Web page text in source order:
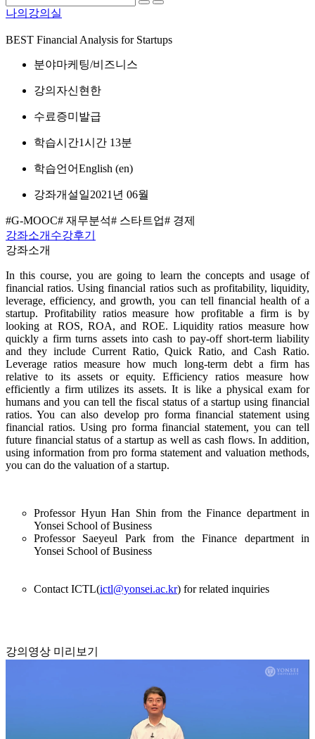
나의강의실
BEST Financial Analysis for Startups
분야마케팅/비즈니스
강의자신현한
수료증미발급
학습시간1시간 13분
학습언어English ‎(en)‎
강좌개설일2021년 06월
#G-MOOC# 재무분석# 스타트업# 경제
강좌소개 수강후기
강좌소개
In this course, you are going to learn the concepts and usage of
financial ratios. Using financial ratios such as profitability, liquidity,
leverage, efficiency, and growth, you can tell financial health of a
startup. Profitability ratios measure how profitable a firm is by
looking at ROS, ROA, and ROE. Liquidity ratios measure how
quickly a firm turns assets into cash to pay-off short-term liability
and they include Current Ratio, Quick Ratio, and Cash Ratio.
Leverage ratios measure how much long-term debt a firm has
relative to its assets or equity. Efficiency ratios measure how
efficiently a firm utilizes its assets. It is like a physical exam for
humans and you can tell the fiscal status of a startup using financial
ratios. You can also develop pro forma financial statement using
financial ratios. Using pro forma financial statement, you can tell
future financial status of a startup as well as cash flows. In addition,
using information from pro forma statement and valuation methods,
you can do the valuation of a startup.
Professor Hyun Han Shin from the Finance department in
Yonsei School of Business
Professor Saeyeul Park from the Finance department in
Yonsei School of Business
Contact ICTL(ictl@yonsei.ac.kr) for related inquiries
강의영상 미리보기